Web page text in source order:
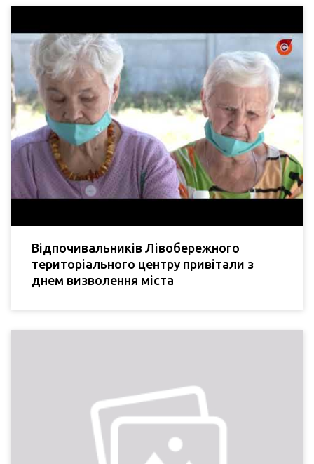
Відпочивальників Лівобережного
територіального центру привітали з
днем визволення міста